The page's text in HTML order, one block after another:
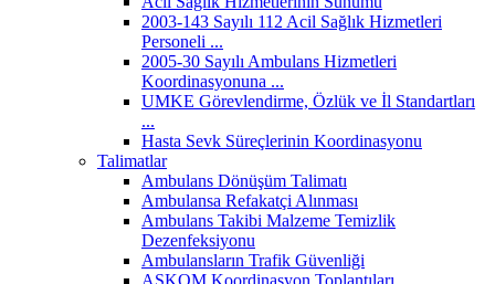
2003-143 Sayılı 112 Acil Sağlık Hizmetleri
Personeli ...
2005-30 Sayılı Ambulans Hizmetleri
Koordinasyonuna ...
UMKE Görevlendirme, Özlük ve İl Standartları
...
Hasta Sevk Süreçlerinin Koordinasyonu
Talimatlar
Ambulans Dönüşüm Talimatı
Ambulansa Refakatçi Alınması
Ambulans Takibi Malzeme Temizlik
Dezenfeksiyonu
Ambulansların Trafik Güvenliği
ASKOM Koordinasyon Toplantıları